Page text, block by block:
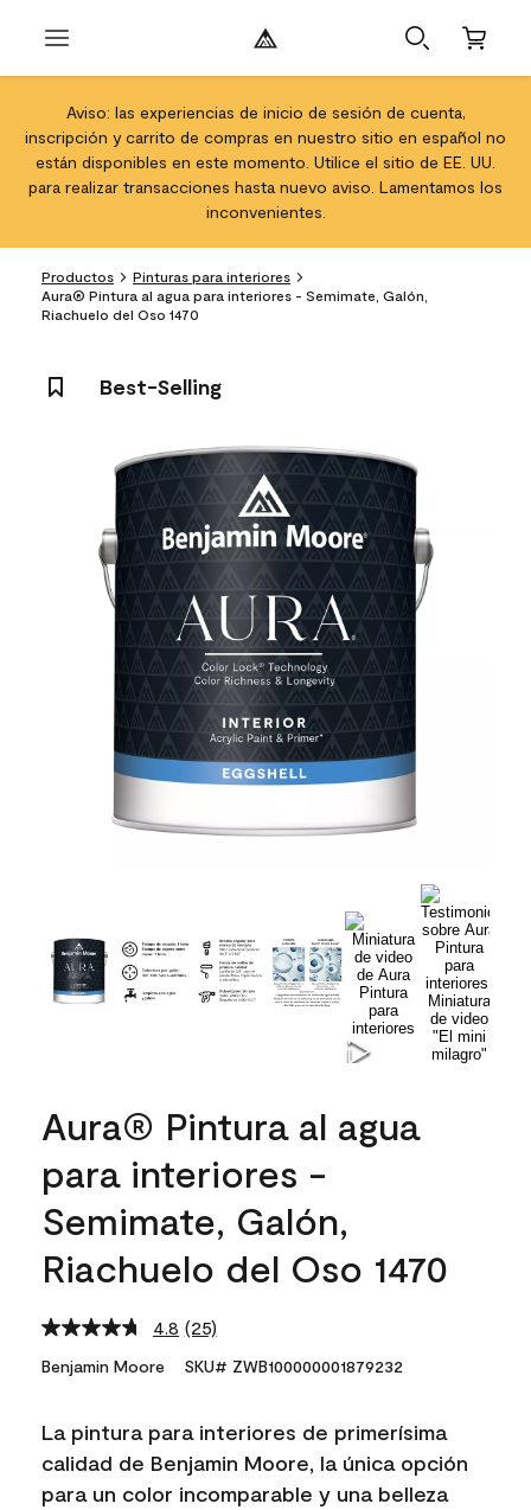
Aviso: las experiencias de inicio de sesión de cuenta,
inscripción y carrito de compras en nuestro sitio en español no
están disponibles en este momento. Utilice el sitio de EE. UU.
para realizar transacciones hasta nuevo aviso. Lamentamos los
inconvenientes.
Productos
Pinturas para interiores
Aura® Pintura al agua para interiores - Semimate, Galón,
Riachuelo del Oso 1470
Best-Selling
Aura® Pintura al agua
para interiores -
Semimate, Galón,
Riachuelo del Oso 1470
4.8 Read
25
Reviews.
link.
(25)
Benjamin Moore SKU# ZWB100000001879232
La pintura para interiores de primerísima
calidad de Benjamin Moore, la única opción
para un color incomparable y una belleza